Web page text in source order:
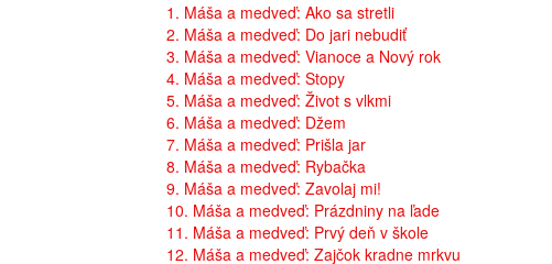
1. Máša a medveď: Ako sa stretli
2. Máša a medveď: Do jari nebudiť
3. Máša a medveď: Vianoce a Nový rok
4. Máša a medveď: Stopy
5. Máša a medveď: Život s vlkmi
6. Máša a medveď: Džem
7. Máša a medveď: Prišla jar
8. Máša a medveď: Rybačka
9. Máša a medveď: Zavolaj mi!
10. Máša a medveď: Prázdniny na ľade
11. Máša a medveď: Prvý deň v škole
12. Máša a medveď: Zajčok kradne mrkvu